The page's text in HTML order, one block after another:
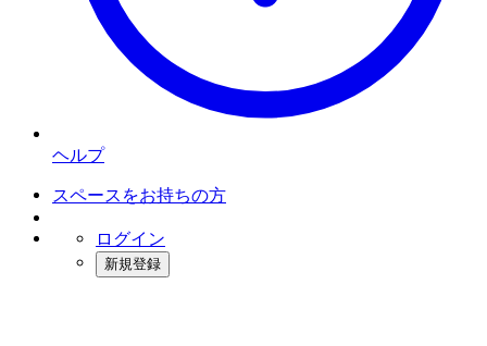
ヘルプ
スペースをお持ちの方
ログイン
新規登録